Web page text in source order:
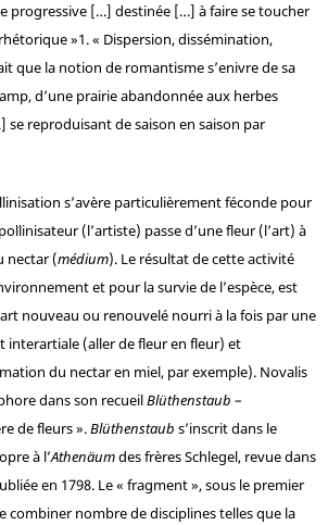
progressive […] destinée […] à faire se toucher
»1. « Dispersion, dissémination,
que la notion de romantisme s’enivre de sa
d’une prairie abandonnée aux herbes
reproduisant de saison en saison par
s’avère particulièrement féconde pour
(l’artiste) passe d’une fleur (l’art) à
nectar (médium). Le résultat de cette activité
et pour la survie de l’espèce, est
nouveau ou renouvelé nourri à la fois par une
interartiale (aller de fleur en fleur) et
du nectar en miel, par exemple). Novalis
dans son recueilBlüthenstaub –
de fleurs ».Blüthenstaub s’inscrit dans le
à l’Athenäumdes frères Schlegel, revue dans
en 1798. Le « fragment », sous le premier
combiner nombre de disciplines telles que la